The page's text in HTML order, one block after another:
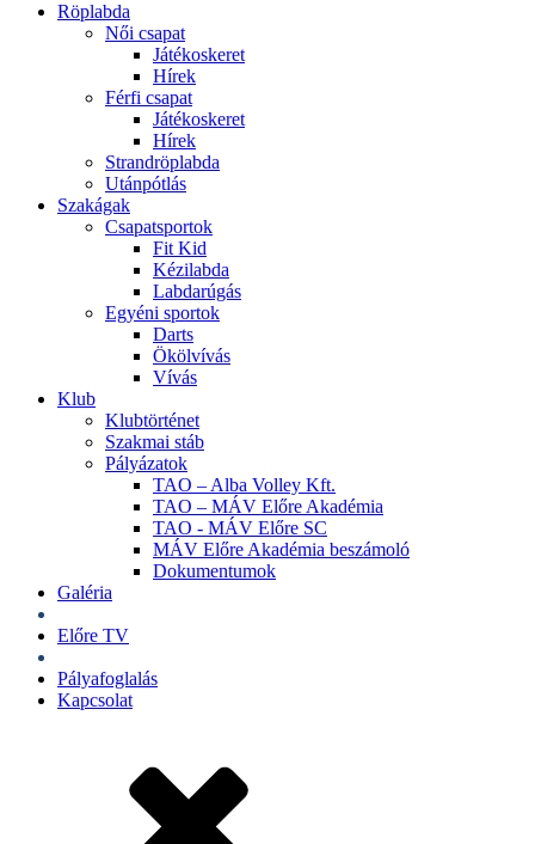
Röplabda
Női csapat
Játékoskeret
Hírek
Férfi csapat
Játékoskeret
Hírek
Strandröplabda
Utánpótlás
Szakágak
Csapatsportok
Fit Kid
Kézilabda
Labdarúgás
Egyéni sportok
Darts
Ökölvívás
Vívás
Klub
Klubtörténet
Szakmai stáb
Pályázatok
TAO – Alba Volley Kft.
TAO – MÁV Előre Akadémia
TAO - MÁV Előre SC
MÁV Előre Akadémia beszámoló
Dokumentumok
Galéria
Előre TV
Pályafoglalás
Kapcsolat